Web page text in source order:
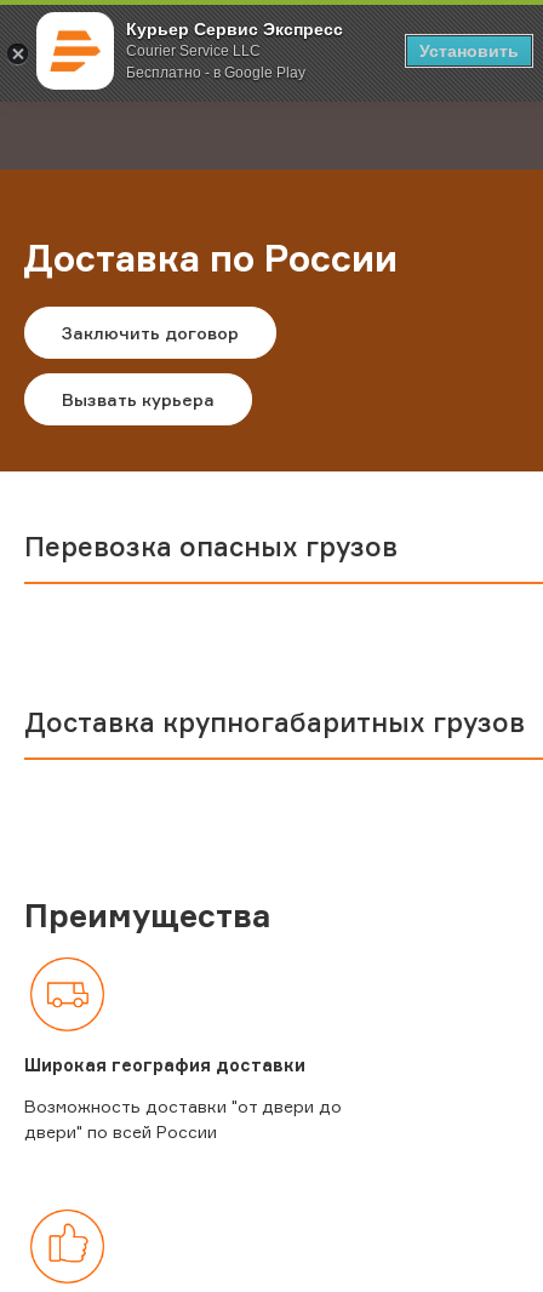
Курьер Сервис Экспресс
Courier Service LLC
Бесплатно - в Google Play
Установить
; Главная Услуги Доставка по России
Доставка по России
Заключить договор
Вызвать курьера
Перевозка опасных грузов
Доставка крупногабаритных грузов
Преимущества
Широкая география доставки
Возможность доставки "от двери до
двери" по всей России